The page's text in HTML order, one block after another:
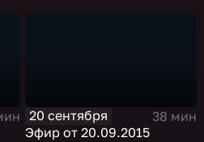
20 сентября
38 мин
Эфир от 20.09.2015